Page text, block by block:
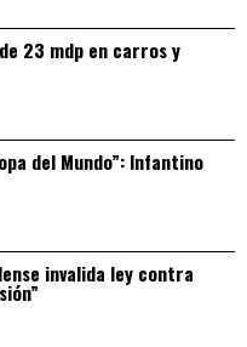
23 mdp en carros y
del Mundo”: Infantino
invalida ley contra